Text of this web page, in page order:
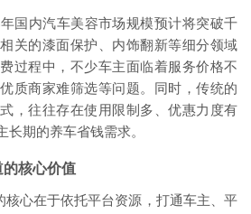
国内汽车美容市场规模预计将突破千
关的漆面保护、内饰翻新等细分领域
过程中，不少车主面临着服务价格不
质商家难筛选等问题。同时，传统的
，往往存在使用限制多、优惠力度有
长期的养车省钱需求。
的核心价值
核心在于依托平台资源，打通车主、平